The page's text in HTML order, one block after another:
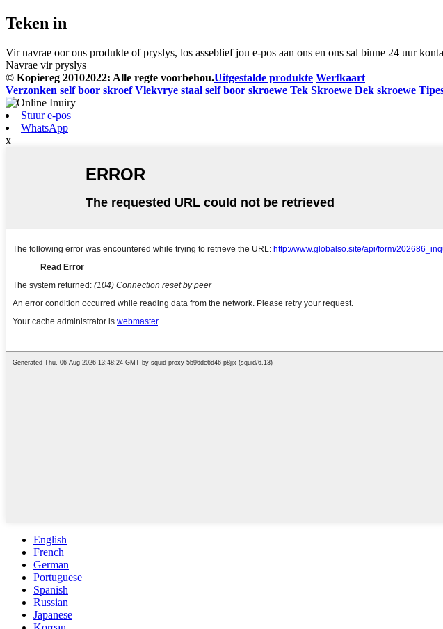
Teken in
Vir navrae oor ons produkte of pryslys, los asseblief jou e-pos aan ons en ons sal binne 24 uur
Navrae vir pryslys
© Kopiereg 20102022: Alle regte voorbehou.Uitgestalde produkte Werfkaart
Verzonken self boor skroef Vlekvrye staal self boor skroewe Tek Skroewe Dek skroewe
Stuur e-pos
WhatsApp
x
English
French
German
Portuguese
Spanish
Russian
Japanese